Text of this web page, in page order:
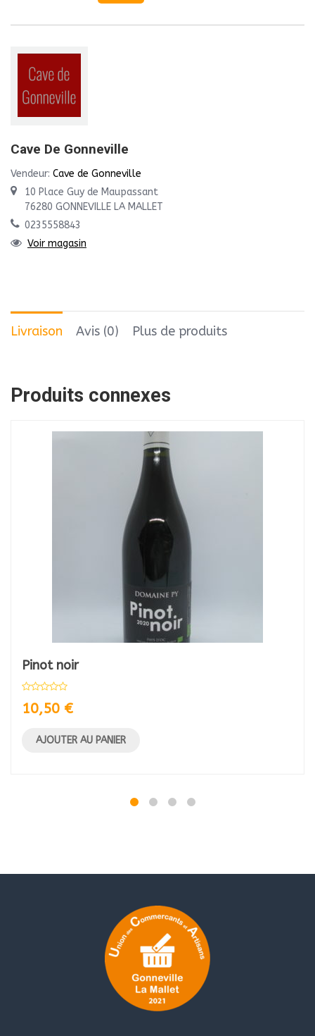
Cave De Gonneville
Vendeur: Cave de Gonneville
10 Place Guy de Maupassant
76280 GONNEVILLE LA MALLET
0235558843
Voir magasin
Livraison Avis (0) Plus de produits
Produits connexes
Pinot noir
10,50 €
AJOUTER AU PANIER